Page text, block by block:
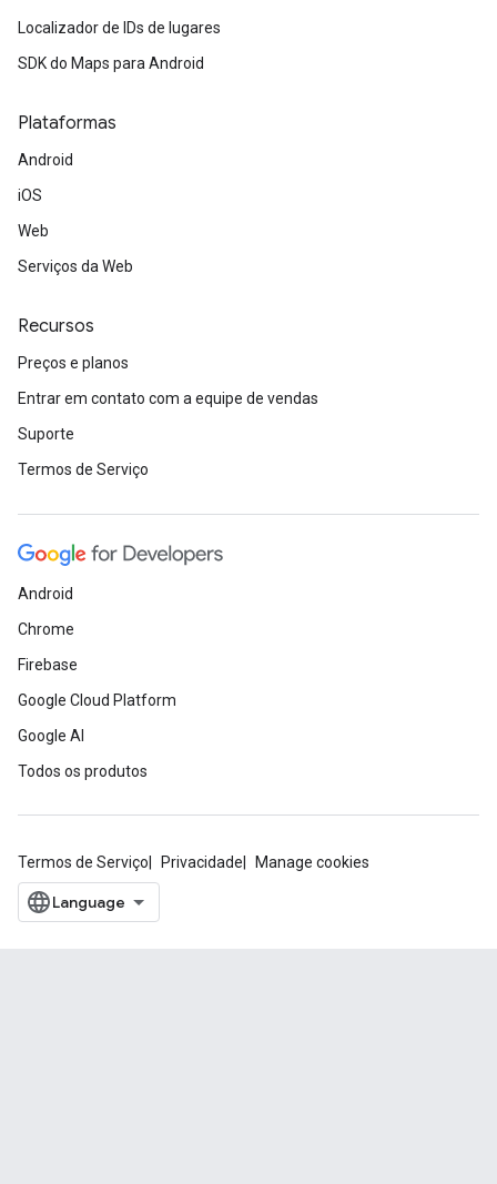
Localizador de IDs de lugares
SDK do Maps para Android
Plataformas
Android
iOS
Web
Serviços da Web
Recursos
Preços e planos
Entrar em contato com a equipe de vendas
Suporte
Termos de Serviço
Android
Chrome
Firebase
Google Cloud Platform
Google AI
Todos os produtos
Termos de Serviço Privacidade Manage cookies